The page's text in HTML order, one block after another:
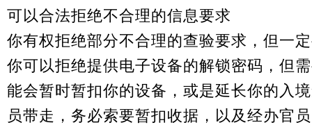
可以合法拒绝不合理的信息要求
你有权拒绝部分不合理的查验要求，但一
你可以拒绝提供电子设备的解锁密码，但
能会暂时暂扣你的设备，或是延长你的入
员带走，务必索要暂扣收据，以及经办官